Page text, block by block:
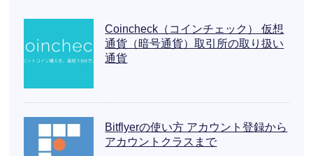
Coincheck（コインチェック） 仮想
通貨（暗号通貨）取引所の取り扱い
通貨
Bitflyerの使い方 アカウント登録から
アカウントクラスまで